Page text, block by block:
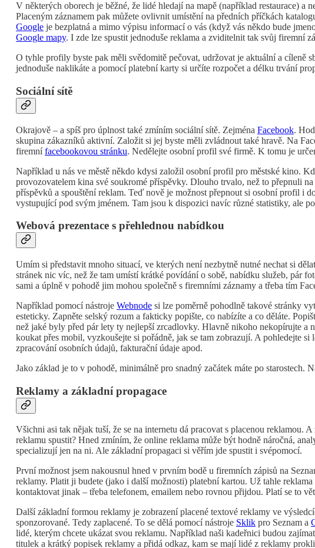
V některých oborech je běžné, že lidé hledají na mapě (například restaurace) a
Placeným záznamem pak můžete ovlivnit umístění na předních příčkách
Google je bezplatná a mimo výpisu informací o vás (když vás někdo bude
Google mapy. I zde lze spustit jednoduše reklama a zviditelnit tak svůj firemní
O tyhle profily byste pak měli svědomitě pečovat, udržovat je aktuální a cíleně
jednoduše naklikáte a pomocí platební karty si určíte rozpočet a délku trvání
Sociální sítě
Okrajově – a spíš pro úplnost také zmíním sociální sítě. Zejména Facebook.
skupina zákazníků aktivní. Založit si jej byste měli zvládnout také hravě. Na
firemnífacebookovou stránku. Nedělejte osobní profil své firmě. K tomu je
Například u nás ve městě někdo kdysi založil osobní profil pro městské kino.
provozovatelem kina své soukromé příspěvky. Dlouho trvalo, než to přepnuli
příspěvků a spouštění reklam. Teď nově je možnost přepnout si osobní profil i
vystupující pod svým jménem. Tam jsou k dispozici navíc různé statistiky, ale
Webová prezentace s přehlednou nabídkou
Umím si představit mnoho situací, ve kterých není nezbytně nutné nechat si
stránek nic víc, než že tam umístí krátké povídání o sobě, nabídku služeb, pár
sami a úplně v pohodě jim mohou společně s firemními záznamy a třeba tím
Například pomocí nástroje Webnode si lze poměrně pohodlně takové stránky
esteticky. Zapněte selský rozum a fakticky popište, co nabízíte a co děláte.
než jaké byly před pár lety ty nejlepší zrcadlovky. Hlavně nikoho nekopírujte a
koukat přes mobil, vyzkoušejte si pořádně, jak se tam zobrazují. A pohledejte
zpracování osobních údajů, fakturační údaje apod.
Jako základ je to v pohodě, minimálně pro snadný začátek máte po starostech.
Reklamy a základní propagace
Všichni asi tak nějak tuší, že se na internetu dá pracovat s placenou reklamou.
reklamu spustit? Hned zmíním, že online reklama může být hodně náročná,
specializují jen na ni. Ale základní propagaci si věřím jde spustit i svépomocí.
První možnost jsem nakousnul hned v prvním bodě u firemních zápisů na
reklamy. Platit ji budete (jako i další možnosti) platební kartou. Už tahle
kontaktovat jinak – třeba telefonem, emailem nebo rovnou přijdou. Platí se to
Další základní formou reklamy je zobrazení placené textové reklamy ve
sponzorované. Tedy zaplacené. To se dělá pomocí nástroje Sklik pro Seznam a
lidé, kterým chcete ukázat svou reklamu. Například naši kadeřnici budou
titulek a krátký popisek reklamy a přidá odkaz, kam se mají lidé z reklamy